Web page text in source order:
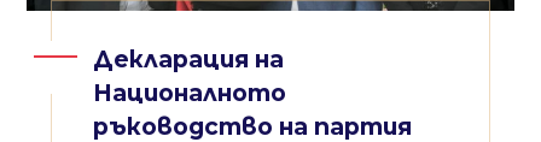
Декларация на
Националното
ръководство на партия